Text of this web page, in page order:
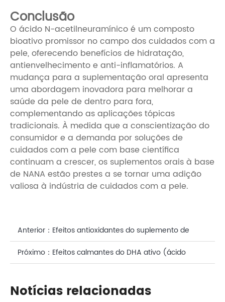
Conclusão
O ácido N-acetilneuramínico é um composto
bioativo promissor no campo dos cuidados com a
pele, oferecendo benefícios de hidratação,
antienvelhecimento e anti-inflamatórios. A
mudança para a suplementação oral apresenta
uma abordagem inovadora para melhorar a
saúde da pele de dentro para fora,
complementando as aplicações tópicas
tradicionais. À medida que a conscientização do
consumidor e a demanda por soluções de
cuidados com a pele com base científica
continuam a crescer, os suplementos orais à base
de NANA estão prestes a se tornar uma adição
valiosa à indústria de cuidados com a pele.
Anterior： Efeitos antioxidantes do suplemento de
ácido N-acetilneuramínico (NANA) para a saúde da
Próximo： Efeitos calmantes do DHA ativo (ácido
Notícias relacionadas